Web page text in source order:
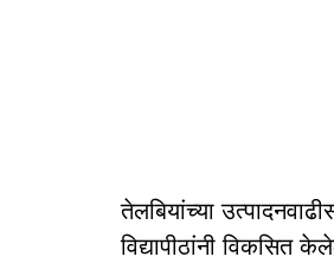
तेलबियांच्या
विद्यापीठांनी विकसित